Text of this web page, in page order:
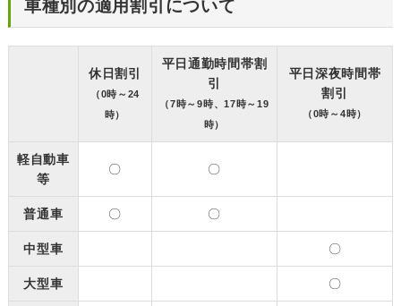
車種別の適用割引について
休日割引
（0時～24
時）
平日通勤時間帯割
引
（7時～9時、17時～19
時）
平日深夜時間帯
割引
（0時～4時）
軽自動車
等
〇 〇
普通車 〇 〇
中型車 〇
大型車 〇